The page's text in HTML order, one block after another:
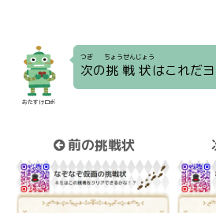
おたすけロボ
次
つぎ
の挑戦状
ちょうせんじょう
はこれだヨ
前の挑戦状